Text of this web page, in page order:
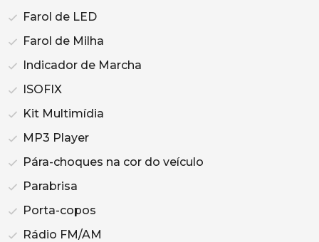
Farol de LED
Farol de Milha
Indicador de Marcha
ISOFIX
Kit Multimídia
MP3 Player
Pára-choques na cor do veículo
Parabrisa
Porta-copos
Rádio FM/AM